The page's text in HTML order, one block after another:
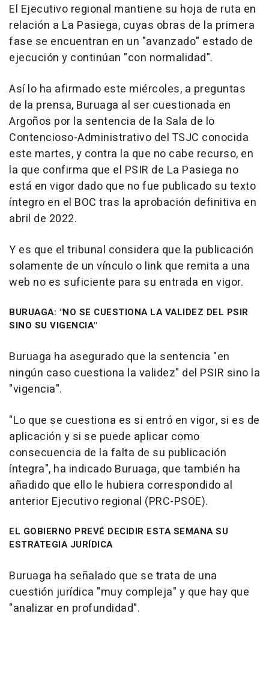
El Ejecutivo regional mantiene su hoja de ruta en
relación a La Pasiega, cuyas obras de la primera
fase se encuentran en un "avanzado" estado de
ejecución y continúan "con normalidad".
Así lo ha afirmado este miércoles, a preguntas
de la prensa, Buruaga al ser cuestionada en
Argoños por la sentencia de la Sala de lo
Contencioso-Administrativo del TSJC conocida
este martes, y contra la que no cabe recurso, en
la que confirma que el PSIR de La Pasiega no
está en vigor dado que no fue publicado su texto
íntegro en el BOC tras la aprobación definitiva en
abril de 2022.
Y es que el tribunal considera que la publicación
solamente de un vínculo o link que remita a una
web no es suficiente para su entrada en vigor.
BURUAGA: "NO SE CUESTIONA LA VALIDEZ DEL PSIR
SINO SU VIGENCIA"
Buruaga ha asegurado que la sentencia "en
ningún caso cuestiona la validez" del PSIR sino la
"vigencia".
"Lo que se cuestiona es si entró en vigor, si es de
aplicación y si se puede aplicar como
consecuencia de la falta de su publicación
íntegra", ha indicado Buruaga, que también ha
añadido que ello le hubiera correspondido al
anterior Ejecutivo regional (PRC-PSOE).
EL GOBIERNO PREVÉ DECIDIR ESTA SEMANA SU
ESTRATEGIA JURÍDICA
Buruaga ha señalado que se trata de una
cuestión jurídica "muy compleja" y que hay que
"analizar en profundidad".